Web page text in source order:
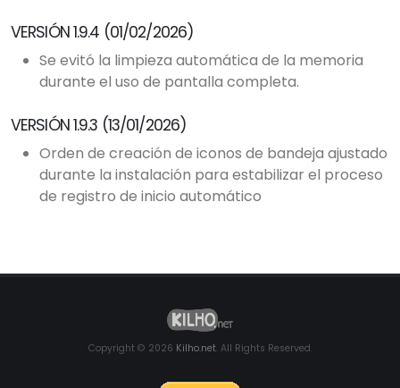
VERSIÓN 1.9.4 (01/02/2026)
Se evitó la limpieza automática de la memoria
durante el uso de pantalla completa.
VERSIÓN 1.9.3 (13/01/2026)
Orden de creación de iconos de bandeja ajustado
durante la instalación para estabilizar el proceso
de registro de inicio automático
Copyright © 2026 Kilho.net. All Rights Reserved.